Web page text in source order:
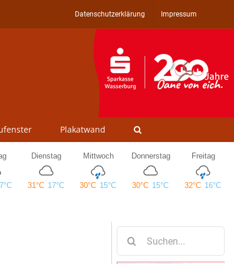
Datenschutzerklärung Impressum
Plakatwand
nach: